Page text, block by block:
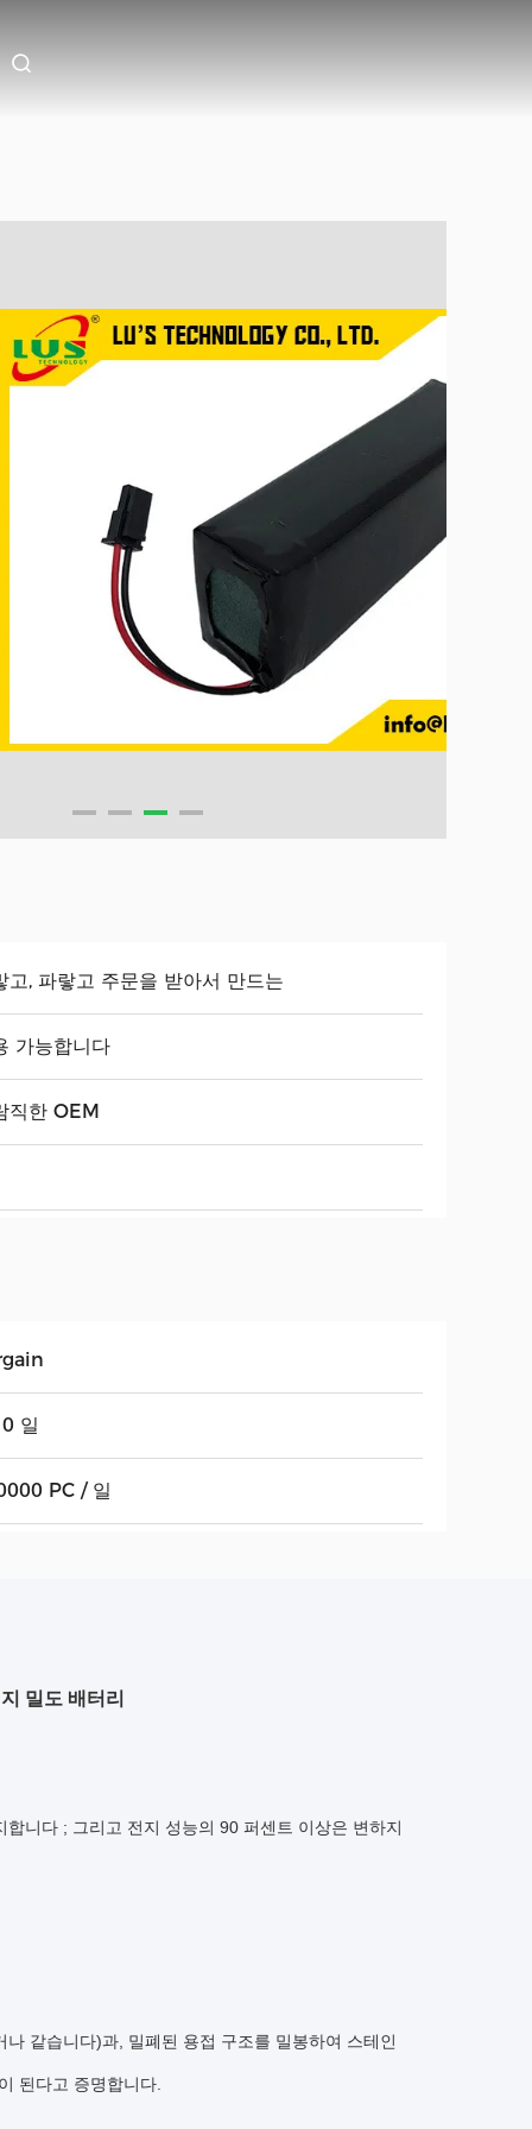
고, 파랗고 주문을 받아서 만드는
가능합니다
직한 OEM
일
PC / 일
밀도 배터리
니다 ; 그리고 전지 성능의 90 퍼센트 이상은 변하지
같습니다)과, 밀폐된 용접 구조를 밀봉하여 스테인
된다고 증명합니다.